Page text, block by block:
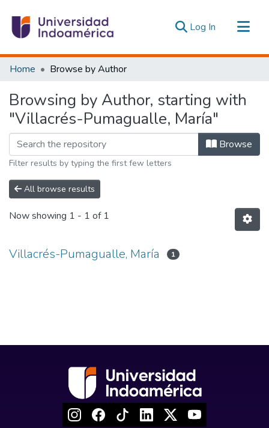
Log In (current)
Communities & Collections
Estadísticas Externas
Home Browse by Author
Browsing by Author, starting with
"Villacrés-Pumagualle, María"
Browse
Filter results by typing the first few letters
All browse results
Now showing 1 - 1 of 1
Villacrés-Pumagualle, María 1